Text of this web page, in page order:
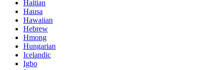
Haitian
Hausa
Hawaiian
Hebrew
Hmong
Hungarian
Icelandic
Igbo